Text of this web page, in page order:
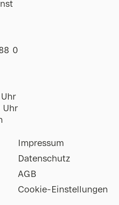
0
Uhr
Uhr
Impressum
Datenschutz
AGB
Cookie-Einstellungen